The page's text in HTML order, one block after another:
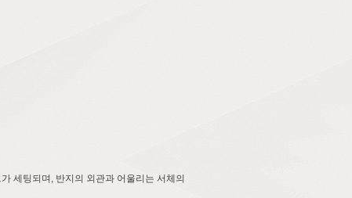
세팅되며, 반지의 외관과 어울리는 서체의